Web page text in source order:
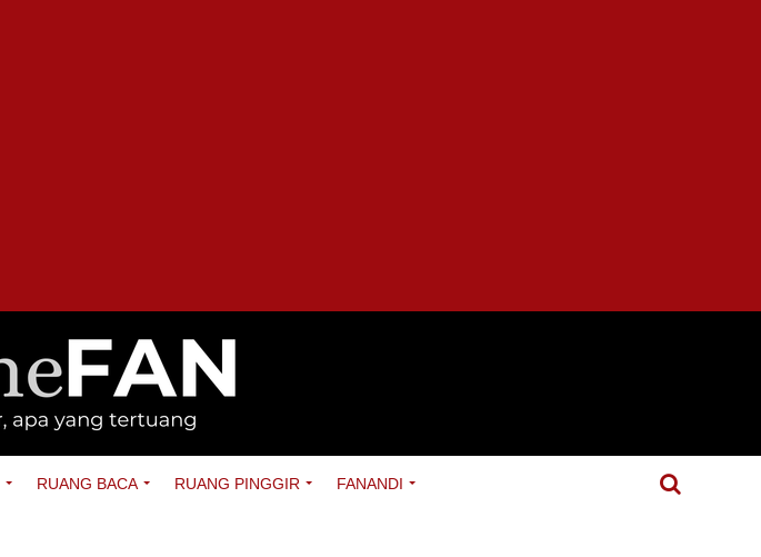
RUANG BACA RUANG PINGGIR FANANDI